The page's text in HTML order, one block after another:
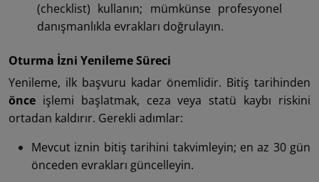
(checklist) kullanın; mümkünse profesyonel
danışmanlıkla evrakları doğrulayın.
Oturma İzni Yenileme Süreci
Yenileme, ilk başvuru kadar önemlidir. Bitiş tarihinden
önce işlemi başlatmak, ceza veya statü kaybı riskini
ortadan kaldırır. Gerekli adımlar:
Mevcut iznin bitiş tarihini takvimleyin; en az 30 gün
önceden evrakları güncelleyin.